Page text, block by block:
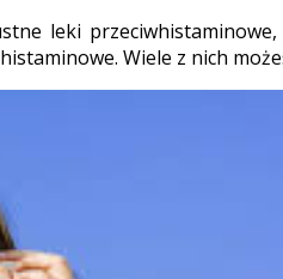
leki
Wiele z nich